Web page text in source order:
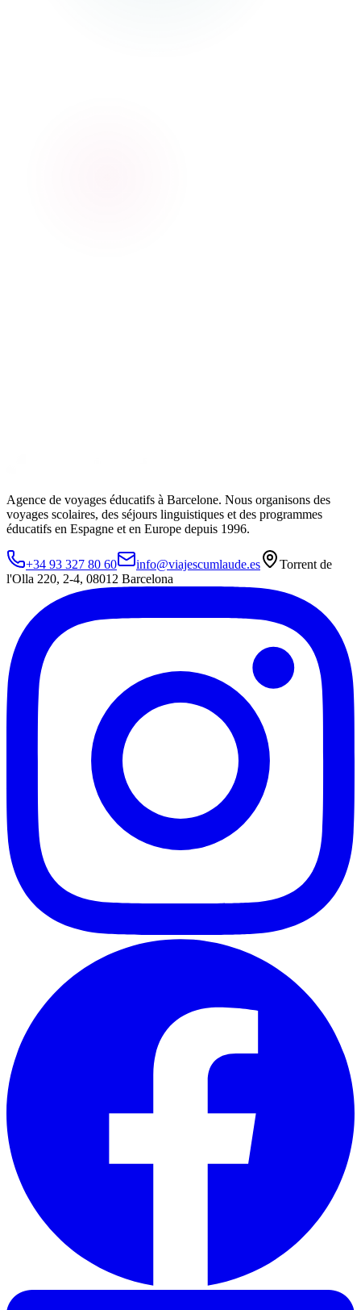
Agence de voyages éducatifs à Barcelone. Nous organisons des
voyages scolaires, des séjours linguistiques et des programmes
éducatifs en Espagne et en Europe depuis 1996.
+34 93 327 80 60 info@viajescumlaude.es
Torrent de
l'Olla 220, 2-4, 08012 Barcelona